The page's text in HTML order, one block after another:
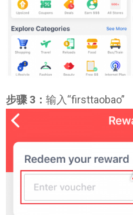
步骤 3： 输入“firsttaobao”